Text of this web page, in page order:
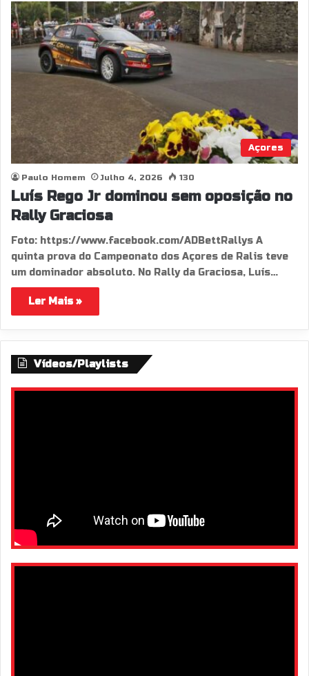
Açores
Paulo Homem Julho 4, 2026 130
Luís Rego Jr dominou sem oposição no
Rally Graciosa
Foto: https://www.facebook.com/ADBettRallys A
quinta prova do Campeonato dos Açores de Ralis teve
um dominador absoluto. No Rally da Graciosa, Luís…
Ler Mais »
Vídeos/Playlists